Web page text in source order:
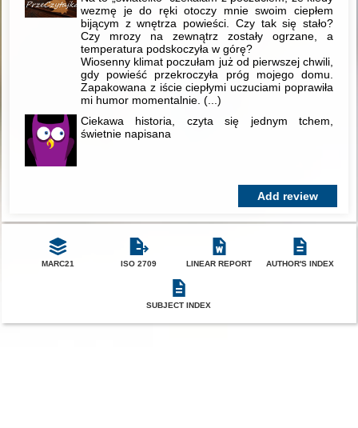
wezmę je do ręki otoczy mnie swoim ciepłem
bijącym z wnętrza powieści. Czy tak się stało?
Czy mrozy na zewnątrz zostały ogrzane, a
temperatura podskoczyła w górę?
Wiosenny klimat poczułam już od pierwszej chwili,
gdy powieść przekroczyła próg mojego domu.
Zapakowana z iście ciepłymi uczuciami poprawiła
mi humor momentalnie. (...)
Ciekawa historia, czyta się jednym tchem,
świetnie napisana
Add review
MARC21 ISO 2709 LINEAR REPORT AUTHOR'S INDEX
SUBJECT INDEX